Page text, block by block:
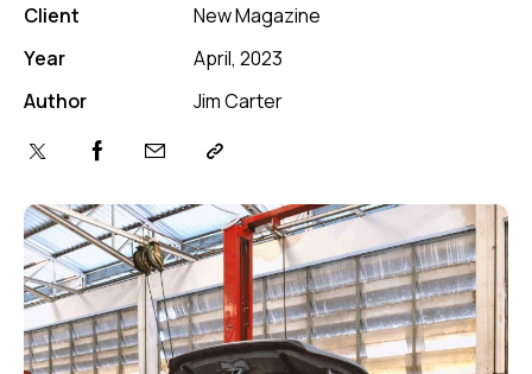
Client
New Magazine
Year
April, 2023
Author
Jim Carter